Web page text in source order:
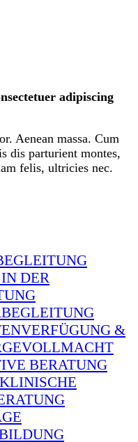
adipiscing
Aenean massa. Cum
dis parturient montes,
felis, ultricies nec.
DER
&
BERATUNG
E